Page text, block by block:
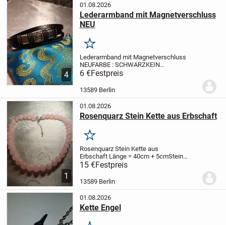
4
01.08.2026
Lederarmband mit Magnetverschluss
NEU
Merken
Lederarmband mit Magnetverschluss
NEUFARBE : SCHWARZKEIN
PAYPALPrivat Verkauf
Rücknahme
6 €Festpreis
13589 Berlin
1
01.08.2026
Rosenquarz Stein Kette aus Erbschaft
Merken
Rosenquarz Stein Kette aus
Erbschaft Länge = 40cm + 5cmStein
Grösse = 10mm
KEIN PAYPAL
VerkaufKeine Rücknahme
15 €Festpreis
13589 Berlin
01.08.2026
Kette Engel